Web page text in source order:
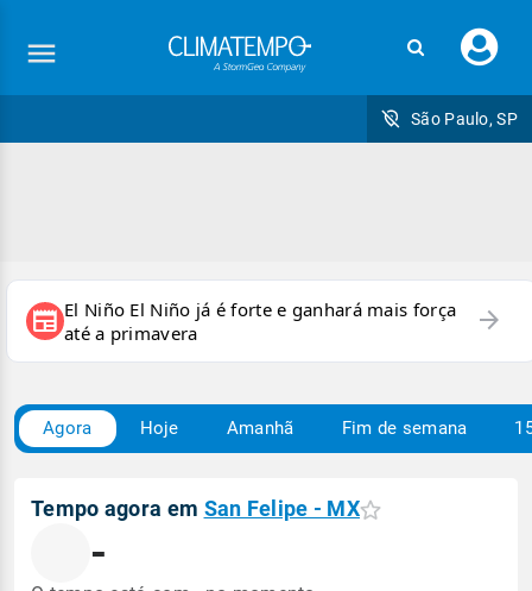
seu
São Paulo, SP
newspaper El Niño El Niño já é forte e ganhará mais força
até a primavera
arrow_forward
Agora Hoje Amanhã Fim de semana
Tempo agora em San Felipe - MX
-